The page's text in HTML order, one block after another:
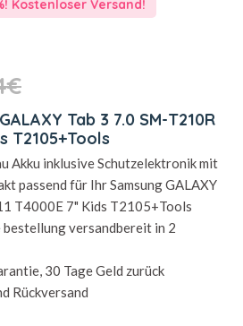
Kostenloser Versand!
Tab 3 7.0 SM-T210R
T2105+Tools
Akku inklusive Schutzelektronik mit
passend für Ihr Samsung GALAXY
T4000E 7" Kids T2105+Tools
bestellung versandbereit in 2
30 Tage Geld zurück
Rückversand